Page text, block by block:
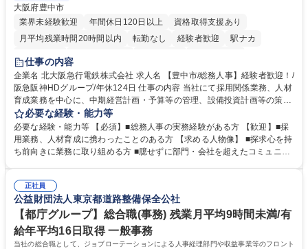
大阪府豊中市
業界未経験歓迎
年間休日120日以上
資格取得支援あり
月平均残業時間20時間以内
転勤なし 経験者歓迎
駅ナカ
退職金あり
土日祝休み
服装自由 昼食補助あり 食事補助あり
仕事の内容
企業名 北大阪急行電鉄株式会社 求人名 【豊中市/総務人事】経験者歓迎！/
阪急阪神HDグループ/年休124日 仕事の内容 当社にて採用関係業務、人材
育成業務を中心に、中期経営計画・予算等の管理、設備投資計画等の策
定、さらに社内の重要会議の運営等、経営の根幹となる幅広い総務人事業
務全般を担当していただきます。 【主な業務内容】 ■採用関係業務および
人材育成(社員研修)業務の推進 ■中期経営計画および予算等の管理 ■設備
投資計画等の策定 ■社内の重要会議の運営 ■その他総務人事業務全般 【入
務人事】経験者歓迎！/阪急阪神HDグループ/年休124日
必要な経験・能力等
必要な経験・能力等 【必須】■総務人事の実務経験がある方 【歓迎】■採
用業務、人材育成に携わったことのある方 【求める人物像】 ■探求心を持
ち前向きに業務に取り組める方 ■臆せずに部門・会社を超えたコミュニケ
囲のメンバーと協調しつつ主体性を持って能動的に業務を推進できる方 学
歴・資格 学歴：大学院 大学 高専 短大 専修学校 高校 語学力： 資格：
正社員
公益財団法人東京都道路整備保全公社
【都庁グループ】総合職(事務) 残業月平均9時間未満/有
給年平均16日取得 一般事務
当社の総合職として、ジョブローテーションによる人事経理部門や収益事業等のフロント